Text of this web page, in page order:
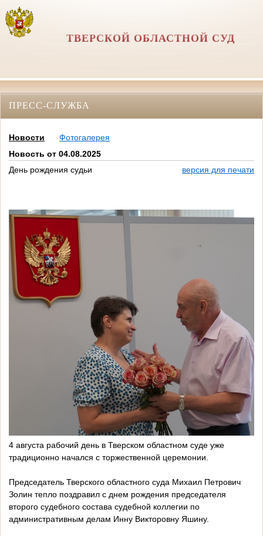
ТВЕРСКОЙ ОБЛАСТНОЙ СУД
ПРЕСС-СЛУЖБА
Новости
Фотогалерея
Новость от 04.08.2025
День рождения судьи
версия для печати
4 августа рабочий день в Тверском областном суде уже
традиционно начался с торжественной церемонии.
Председатель Тверского областного суда Михаил Петрович
Золин тепло поздравил с днем рождения председателя
второго судебного состава судебной коллегии по
административным делам Инну Викторовну Яшину.